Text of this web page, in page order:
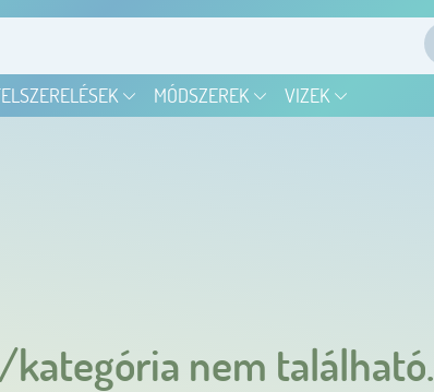
MÓDSZEREK VIZEK
nem található.